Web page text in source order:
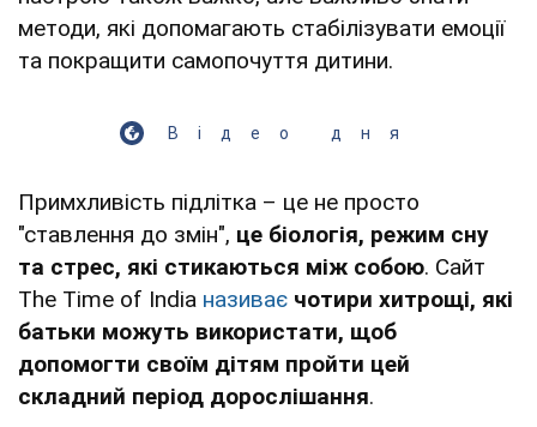
методи, які допомагають стабілізувати емоції
та покращити самопочуття дитини.
Відео дня
Примхливість підлітка – це не просто
"ставлення до змін", це біологія, режим сну
та стрес, які стикаються між собою. Сайт
The Time of India називає чотири хитрощі, які
батьки можуть використати, щоб
допомогти своїм дітям пройти цей
складний період дорослішання.